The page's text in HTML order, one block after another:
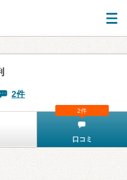
2件
口コミ
2件